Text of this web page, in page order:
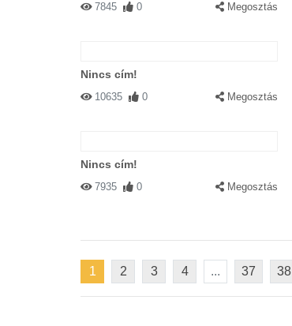
7845 0 Megosztás
Nincs cím!
10635 0 Megosztás
Nincs cím!
7935 0 Megosztás
1 2 3 4 ... 37 38